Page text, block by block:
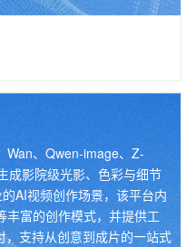
Wan、Qwen-image、Z-
成影院级光影、色彩与细节
AI视频创作场景，该平台内
丰富的创作模式，并提供工
支持从创意到成片的一站式